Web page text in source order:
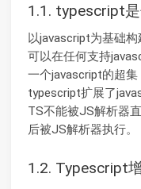
1.1. typescript
以javascript为基础
可以在任何支持
一个javascript的超集
typescript扩展了
TS不能被JS解析器
后被JS解析器执行。
1.2. Typescript